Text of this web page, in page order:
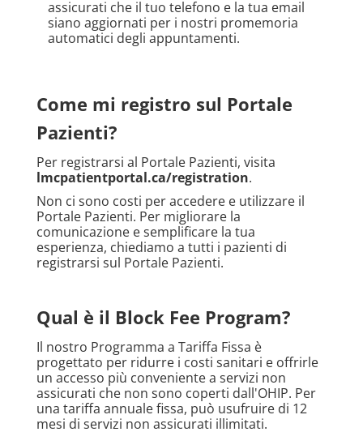
assicurati che il tuo telefono e la tua email
siano aggiornati per i nostri promemoria
automatici degli appuntamenti.
Come mi registro sul Portale
Pazienti?
Per registrarsi al Portale Pazienti, visita
lmcpatientportal.ca/registration.
Non ci sono costi per accedere e utilizzare il
Portale Pazienti. Per migliorare la
comunicazione e semplificare la tua
esperienza, chiediamo a tutti i pazienti di
registrarsi sul Portale Pazienti.
Qual è il Block Fee Program?
Il nostro Programma a Tariffa Fissa è
progettato per ridurre i costi sanitari e offrirle
un accesso più conveniente a servizi non
assicurati che non sono coperti dall'OHIP. Per
una tariffa annuale fissa, può usufruire di 12
mesi di servizi non assicurati illimitati.